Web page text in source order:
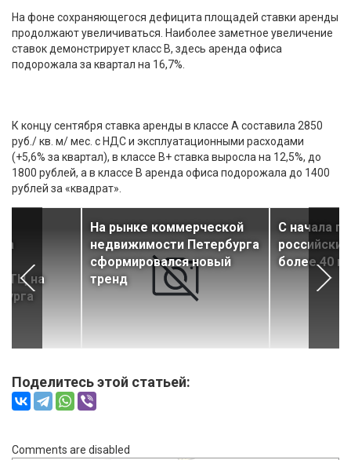
На фоне сохраняющегося дефицита площадей ставки аренды
продолжают увеличиваться. Наиболее заметное увеличение
ставок демонстрирует класс В, здесь аренда офиса
подорожала за квартал на 16,7%.
К концу сентября ставка аренды в классе А составила 2850
руб./ кв. м/ мес. с НДС и эксплуатационными расходами
(+5,6% за квартал), в классе В+ ставка выросла на 12,5%, до
1800 рублей, а в классе В аренда офиса подорожала до 1400
рублей за «квадрат».
ТЦ на
На рынке коммерческой
недвижимости Петербурга
сформировался новый
тренд
С начала
более 40
Поделитесь этой статьей:
Comments are disabled